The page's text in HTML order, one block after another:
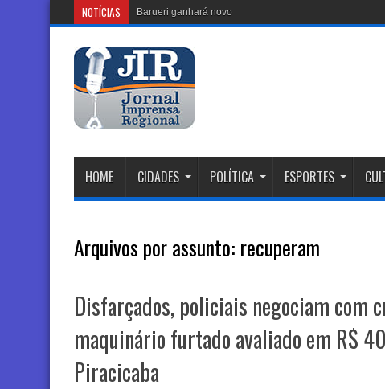
NOTÍCIAS Barueri ganhará novo Centro Comunitário no
HOME CIDADES POLÍTICA ESPORTES
Arquivos por assunto: recuperam
Disfarçados, policiais negociam com
maquinário furtado avaliado em R$
Piracicaba